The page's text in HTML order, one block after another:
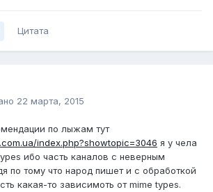
Цитата
22 марта, 2015
по лыжам тут
index.php?showtopic=3046 я у чела
ибо часть каналов с неверным
по тому что народ пишет и с обработкой
какая-то зависимоть от mime types.